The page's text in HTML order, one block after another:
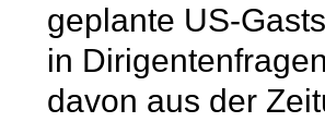
geplante US-
in
davon aus der